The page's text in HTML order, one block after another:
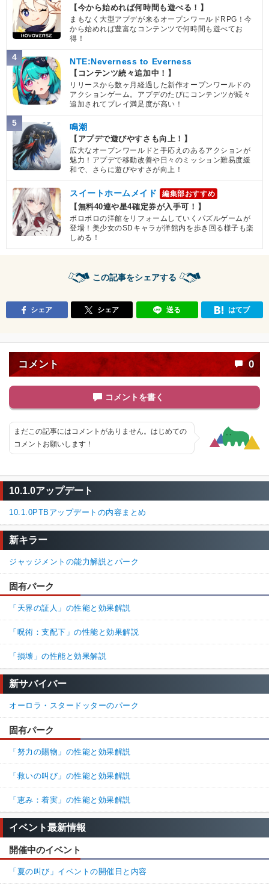
【今から始めれば何時間も遊べる！】
まもなく大型アプデが来るオープンワールドRPG！今
から始めれば豊富なコンテンツで何時間も遊べてお
得！
4 NTE:Neverness to Everness
【コンテンツ続々追加中！】
リリースから数ヶ月経過した新作オープンワールドの
アクションゲーム。アプデのたびにコンテンツが続々
追加されてプレイ満足度が高い！
5 鳴潮
【アプデで遊びやすさも向上！】
広大なオープンワールドと手応えのあるアクションが
魅力！アプデで移動改善や日々のミッション難易度緩
和で、さらに遊びやすさが向上！
スイートホームメイド 編集部おすすめ
【無料40連や星4確定券が入手可！】
ボロボロの洋館をリフォームしていくパズルゲームが
登場！美少女のSDキャラが洋館内を歩き回る様子も楽
しめる！
この記事をシェアする
シェア シェア 送る はてブ
コメント 0
コメントを書く
まだこの記事にはコメントがありません。はじめての
コメントお願いします！
10.1.0アップデート
10.1.0PTBアップデートの内容まとめ
新キラー
ジャッジメントの能力解説とパーク
固有パーク
「天界の証人」の性能と効果解説
「呪術：支配下」の性能と効果解説
「損壊」の性能と効果解説
新サバイバー
オーロラ・スタードッターのパーク
固有パーク
「努力の賜物」の性能と効果解説
「救いの叫び」の性能と効果解説
「恵み：着実」の性能と効果解説
イベント最新情報
開催中のイベント
「夏の叫び」イベントの開催日と内容